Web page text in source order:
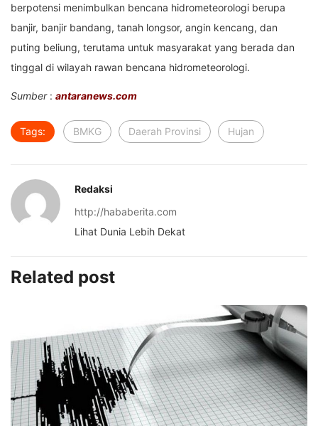
berpotensi menimbulkan bencana hidrometeorologi berupa
banjir, banjir bandang, tanah longsor, angin kencang, dan
puting beliung, terutama untuk masyarakat yang berada dan
tinggal di wilayah rawan bencana hidrometeorologi.
Sumber: antaranews.com
Tags: BMKG Daerah Provinsi Hujan
Redaksi
http://hababerita.com
Lihat Dunia Lebih Dekat
Related post